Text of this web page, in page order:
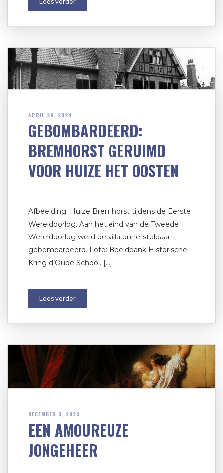
Lees verder
APRIL 28, 2024
GEBOMBARDEERD:
BREMHORST GERUIMD
VOOR HUIZE HET OOSTEN
Afbeelding: Huize Bremhorst tijdens de Eerste
Wereldoorlog. Aan het eind van de Tweede
Wereldoorlog werd de villa onherstelbaar
gebombardeerd. Foto: Beeldbank Historische
Kring d’Oude School. […]
Lees verder
DECEMBER 3, 2023
EEN AMOUREUZE
JONGEHEER